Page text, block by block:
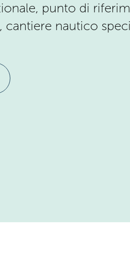
punto di
cantiere nautico